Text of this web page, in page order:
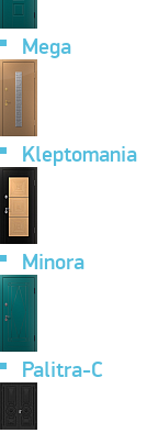
Mega
Kleptomania
Minora
Palitra-C